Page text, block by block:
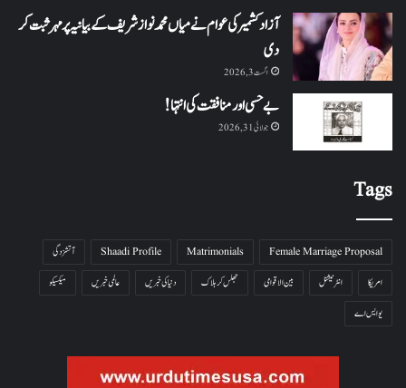
آزاد کشمیر کی عوام نے میاں محمد نواز شریف کے بیانیہ پر مہر ثبت کر
دی
اگست 3, 2026
بے حسی اور منافقت کی انتہا !
جولائی 31, 2026
Tags
Female Marriage Proposal
Matrimonials
Shaadi Profile
آتشزدگی
امریکا
انٹرنیشنل بین الاقوامی جھلس کر ہلاک دنیا کی خبریں عالمی خبریں
میکسیکو
یو ایس اے